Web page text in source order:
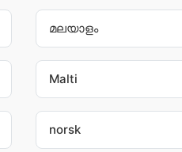
മലയാളം
Malti
norsk